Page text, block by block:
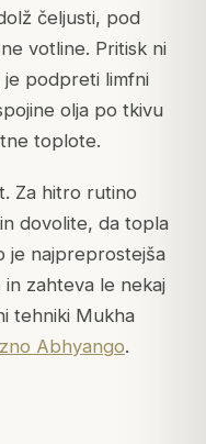
čeljusti, pod
votline. Pritisk ni
je podpreti limfni
olja po tkivu
toplote.
Za hitro rutino
dovolite, da topla
je najpreprostejša
zahteva le nekaj
tehniki Mukha
Abhyango.